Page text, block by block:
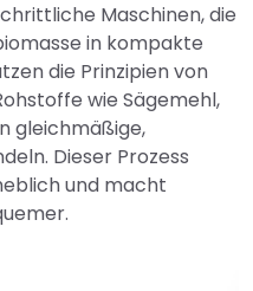
Maschinen, die
in kompakte
die Prinzipien von
wie Sägemehl,
gleichmäßige,
Dieser Prozess
und macht